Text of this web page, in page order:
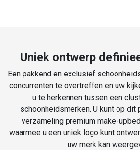
Uniek ontwerp
Een pakkend en exclusief
concurrenten te overtreffen en uw
u te herkennen tussen een
schoonheidsmerken. U kunt op
verzameling premium make-
waarmee u een uniek logo kunt
uw merk kan